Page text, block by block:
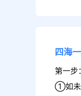
四海
第一步：
①如未